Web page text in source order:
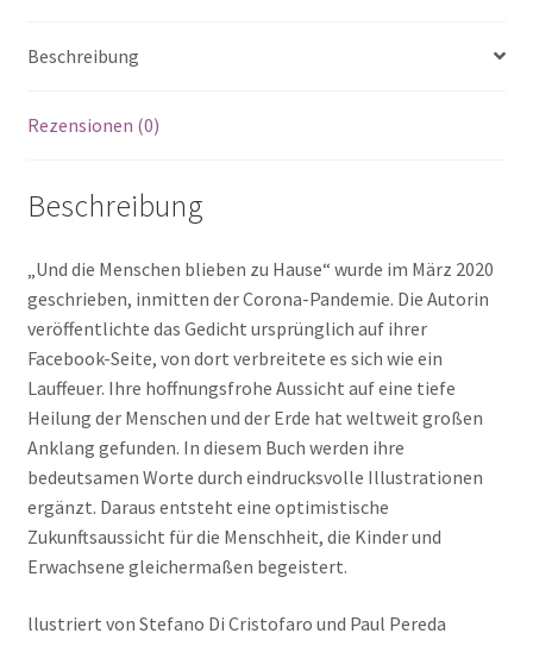
Menge
Beschreibung
Rezensionen (0)
Beschreibung
„Und die Menschen blieben zu Hause“ wurde im März 2020
geschrieben, inmitten der Corona-Pandemie. Die Autorin
veröffentlichte das Gedicht ursprünglich auf ihrer
Facebook-Seite, von dort verbreitete es sich wie ein
Lauffeuer. Ihre hoffnungsfrohe Aussicht auf eine tiefe
Heilung der Menschen und der Erde hat weltweit großen
Anklang gefunden. In diesem Buch werden ihre
bedeutsamen Worte durch eindrucksvolle Illustrationen
ergänzt. Daraus entsteht eine optimistische
Zukunftsaussicht für die Menschheit, die Kinder und
Erwachsene gleichermaßen begeistert.
llustriert von Stefano Di Cristofaro und Paul Pereda